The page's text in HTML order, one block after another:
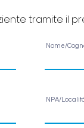
tramite il
Nome/
NPA/